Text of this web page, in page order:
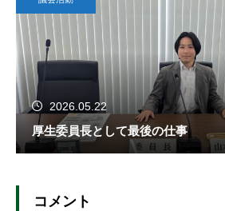
2026.05.22
厚生委員長として最後の仕事
コメント